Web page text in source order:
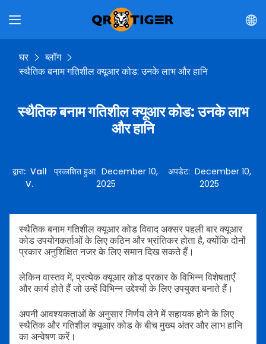
घर
ब्लॉग
स्थैतिक बनाम गतिशील क्यूआर कोड: उनके लाभ और हानि
स्थैतिक बनाम गतिशील क्यूआर कोड: उनके लाभ
और हानि
द्वारा: Vall
V.
प्रकाशित हुआ: December 10,
2025
अपडेट: December 10,
2025
स्थैतिक बनाम गतिशील क्यूआर कोड विवाद अक्सर पहली बार क्यूआर
कोड उपयोगकर्ताओं के लिए कठिन और भ्रांतिकर होता है, क्योंकि दोनों
प्रकार अनुशिक्षित नजर के लिए समान दिख सकते हैं।
लेकिन वास्तव में, प्रत्येक क्यूआर कोड प्रकार के विभिन्न विशेषताएँ
और कार्य होते हैं जो उन्हें विभिन्न उद्देश्यों के लिए उपयुक्त बनाते हैं।
अपनी आवश्यकताओं के अनुसार निर्णय लेने में सहायक होने के लिए
स्थैतिक और गतिशील क्यूआर कोड के बीच मुख्य अंतर और लाभ हानि
का अन्वेषण करें।